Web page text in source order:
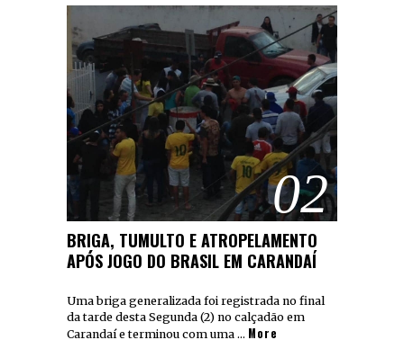
02
BRIGA, TUMULTO E ATROPELAMENTO
APÓS JOGO DO BRASIL EM CARANDAÍ
Uma briga generalizada foi registrada no final
da tarde desta Segunda (2) no calçadão em
Carandaí e terminou com uma … More